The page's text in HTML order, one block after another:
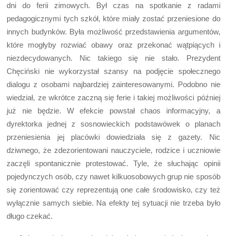
dni do ferii zimowych. Był czas na spotkanie z radami
pedagogicznymi tych szkół, które miały zostać przeniesione do
innych budynków. Była możliwość przedstawienia argumentów,
które mogłyby rozwiać obawy oraz przekonać wątpiących i
niezdecydowanych. Nic takiego się nie stało. Prezydent
Chęciński nie wykorzystał szansy na podjęcie społecznego
dialogu z osobami najbardziej zainteresowanymi. Podobno nie
wiedział, ze wkrótce zaczną się ferie i takiej możliwości później
już nie będzie. W efekcie powstał chaos informacyjny, a
dyrektorka jednej z sosnowieckich podstawówek o planach
przeniesienia jej placówki dowiedziała się z gazety. Nic
dziwnego, że zdezorientowani nauczyciele, rodzice i uczniowie
zaczęli spontanicznie protestować. Tyle, że słuchając opinii
pojedynczych osób, czy nawet kilkuosobowych grup nie sposób
się zorientować czy reprezentują one całe środowisko, czy też
wyłącznie samych siebie. Na efekty tej sytuacji nie trzeba było
długo czekać.